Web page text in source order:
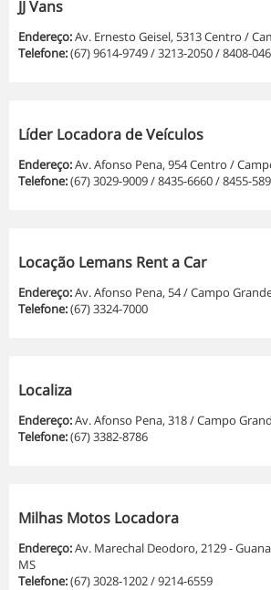
JJ Vans
Endereço:Av. Ernesto Geisel, 5313 Centro /
Telefone:(67) 9614-9749 / 3213-2050 / 8408-
Líder Locadora de Veículos
Endereço:Av. Afonso Pena, 954 Centro /
Telefone:(67) 3029-9009 / 8435-6660 / 8455-
Locação Lemans Rent a Car
Endereço:Av. Afonso Pena, 54 / Campo
Telefone:(67) 3324-7000
Localiza
Endereço:Av. Afonso Pena, 318 / Campo
Telefone:(67) 3382-8786
Milhas Motos Locadora
Endereço:Av. Marechal Deodoro, 2129 -
MS
Telefone:(67) 3028-1202 / 9214-6559